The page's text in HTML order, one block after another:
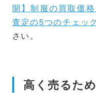
開】制服の買取価
査定の5つのチェッ
さい。
高く売るた